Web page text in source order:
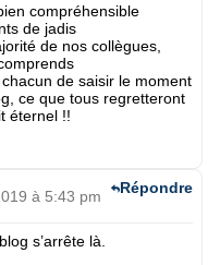
compréhensible
de jadis
de nos collègues,
de saisir le moment
ce que tous regretteront
éternel !!
à 5:43 pm
s’arrête là.
Répondre